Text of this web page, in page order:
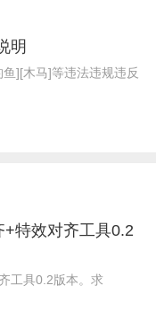
明
][木马]等违法违规违反
特效对齐工具0.2
工具0.2版本。求